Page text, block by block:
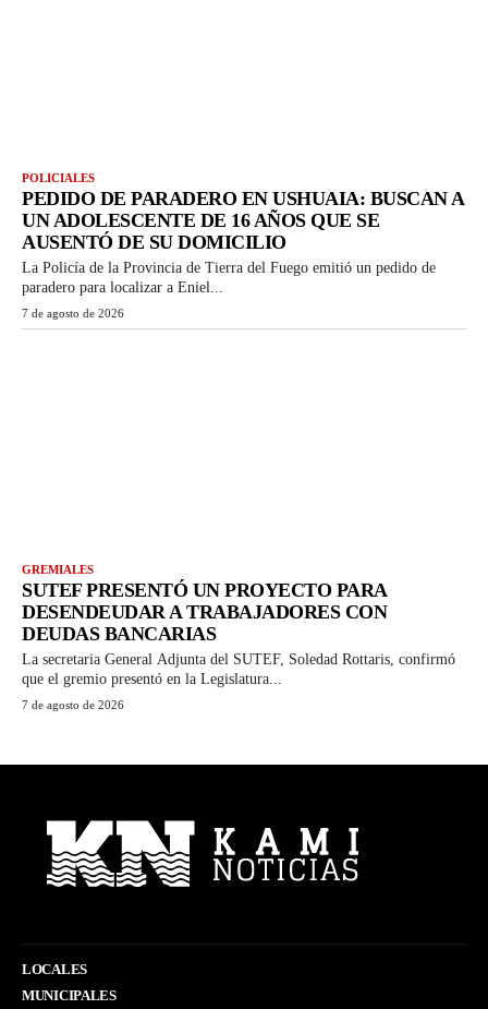
POLICIALES
PEDIDO DE PARADERO EN USHUAIA: BUSCAN A
UN ADOLESCENTE DE 16 AÑOS QUE SE
AUSENTÓ DE SU DOMICILIO
La Policía de la Provincia de Tierra del Fuego emitió un pedido de
paradero para localizar a Eniel...
7 de agosto de 2026
GREMIALES
SUTEF PRESENTÓ UN PROYECTO PARA
DESENDEUDAR A TRABAJADORES CON
DEUDAS BANCARIAS
La secretaria General Adjunta del SUTEF, Soledad Rottaris, confirmó
que el gremio presentó en la Legislatura...
7 de agosto de 2026
LOCALES
MUNICIPALES